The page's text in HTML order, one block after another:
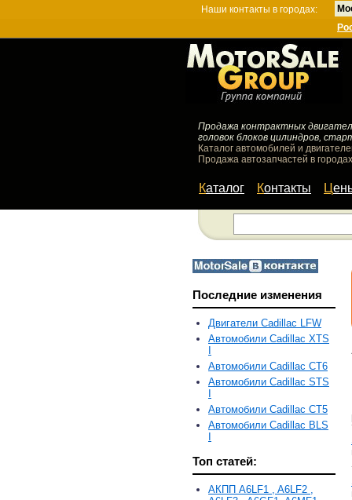
Наши контакты в городах:
Продажа контрактных
головок блоков цилиндров,
Каталог автомобилей и
Продажа автозапчастей в
Каталог Контакты
Последние изменения
Двигатели Cadillac LFW
Автомобили Cadillac XTS
Автомобили Cadillac CT6
Автомобили Cadillac STS
Автомобили Cadillac CT5
Автомобили Cadillac BLS
Топ статей:
АКПП A6LF1 , A6LF2 ,